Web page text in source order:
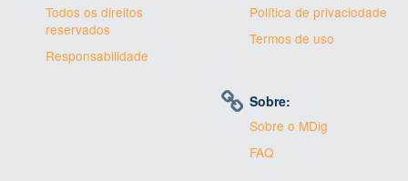
Todos os direitos
reservados
Responsabilidade
Política de privaciodade
Termos de uso
Sobre:
Sobre o MDig
FAQ